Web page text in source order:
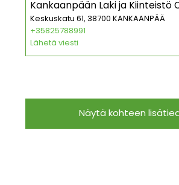
Kankaanpään Laki ja Kiinteistö
Keskuskatu 61, 38700 KANKAANPÄÄ
+35825788991
Lähetä viesti
Näytä kohteen